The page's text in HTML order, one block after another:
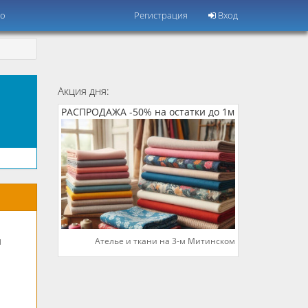
Регистрация Вход
Акция дня:
РАСПРОДАЖА -50% на остатки до 1м
Ателье и ткани на 3-м Митинском